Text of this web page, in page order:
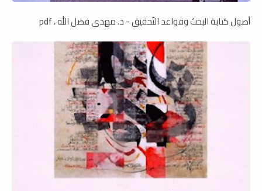
أصول كتابة البحث وقواعد التّحقيق - د. مهدى فضل الله ، pdf